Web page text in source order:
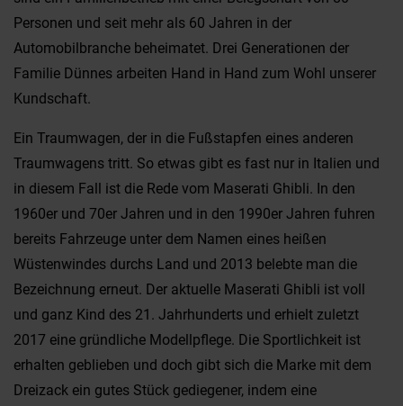
Personen und seit mehr als 60 Jahren in der
Automobilbranche beheimatet. Drei Generationen der
Familie Dünnes arbeiten Hand in Hand zum Wohl unserer
Kundschaft.
Ein Traumwagen, der in die Fußstapfen eines anderen
Traumwagens tritt. So etwas gibt es fast nur in Italien und
in diesem Fall ist die Rede vom Maserati Ghibli. In den
1960er und 70er Jahren und in den 1990er Jahren fuhren
bereits Fahrzeuge unter dem Namen eines heißen
Wüstenwindes durchs Land und 2013 belebte man die
Bezeichnung erneut. Der aktuelle Maserati Ghibli ist voll
und ganz Kind des 21. Jahrhunderts und erhielt zuletzt
2017 eine gründliche Modellpflege. Die Sportlichkeit ist
erhalten geblieben und doch gibt sich die Marke mit dem
Dreizack ein gutes Stück gediegener, indem eine